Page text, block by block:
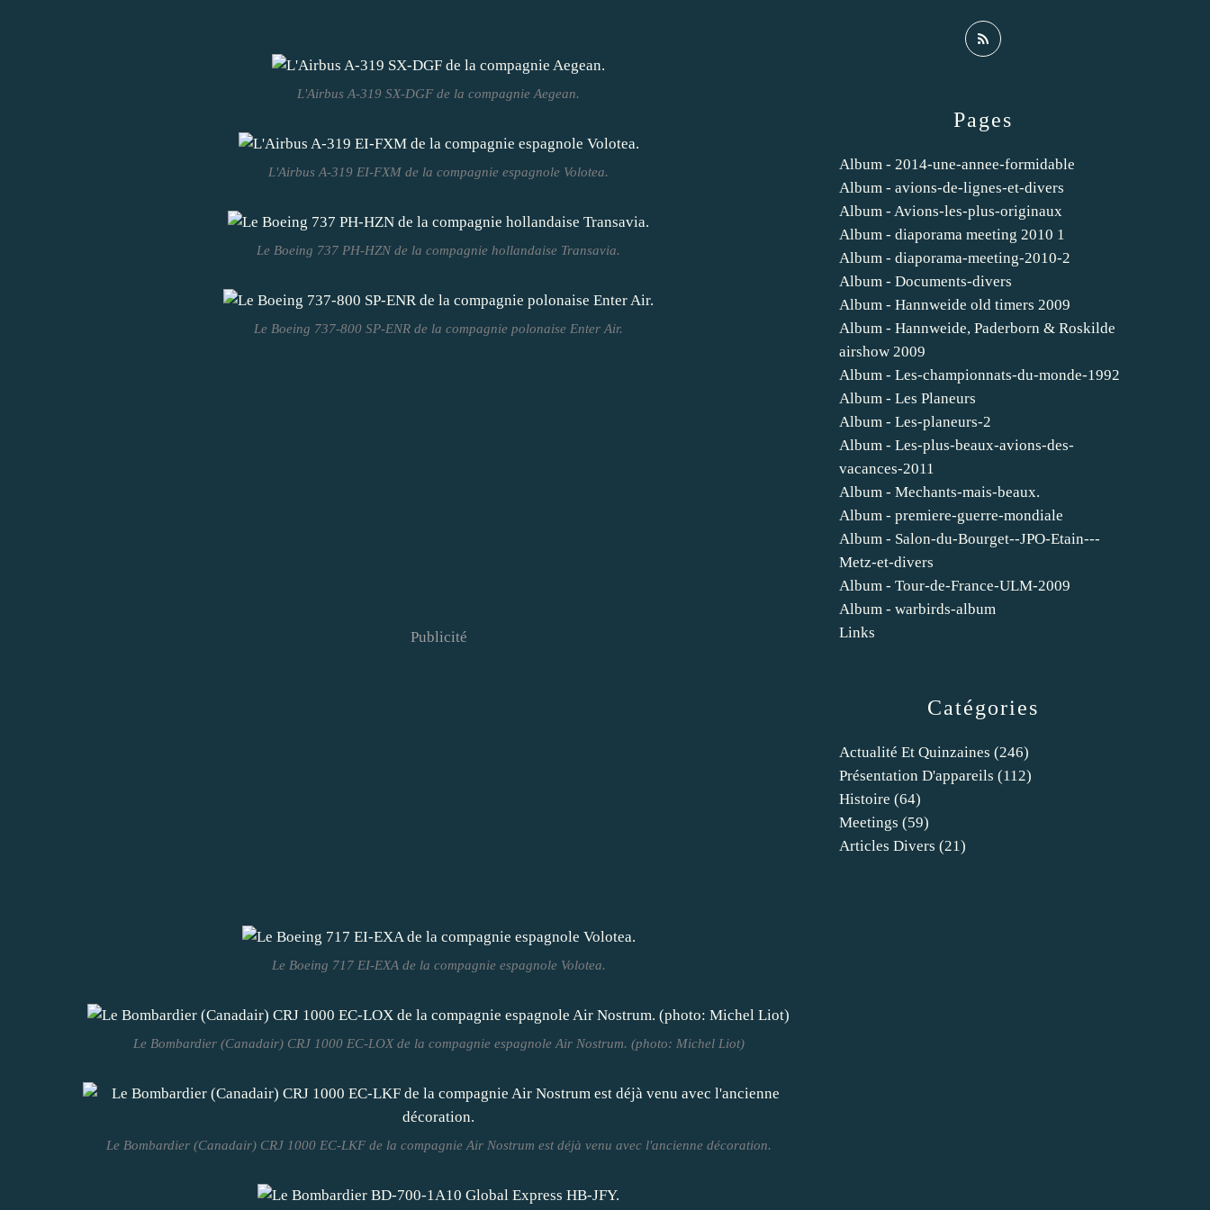
L'Airbus A-319 SX-DGF de la compagnie Aegean.
L'Airbus A-319 EI-FXM de la compagnie espagnole Volotea.
Le Boeing 737 PH-HZN de la compagnie hollandaise Transavia.
Le Boeing 737-800 SP-ENR de la compagnie polonaise Enter Air.
Publicité
Le Boeing 717 EI-EXA de la compagnie espagnole Volotea.
Le Bombardier (Canadair) CRJ 1000 EC-LOX de la compagnie espagnole Air Nostrum. (photo: Michel Liot)
Le Bombardier (Canadair) CRJ 1000 EC-LKF de la compagnie Air Nostrum est déjà venu avec l'ancienne décoration.
Catégories
Actualité Et Quinzaines (246)
Présentation D'appareils (112)
Histoire (64)
Meetings (59)
Articles Divers (21)
Pages
Album - 2014-une-annee-formidable
Album - avions-de-lignes-et-divers
Album - Avions-les-plus-originaux
Album - diaporama meeting 2010 1
Album - diaporama-meeting-2010-2
Album - Documents-divers
Album - Hannweide old timers 2009
Album - Hannweide, Paderborn & Roskilde
airshow 2009
Album - Les-championnats-du-monde-1992
Album - Les Planeurs
Album - Les-planeurs-2
Album - Les-plus-beaux-avions-des-
vacances-2011
Album - Mechants-mais-beaux.
Album - premiere-guerre-mondiale
Album - Salon-du-Bourget--JPO-Etain---
Metz-et-divers
Album - Tour-de-France-ULM-2009
Album - warbirds-album
Links